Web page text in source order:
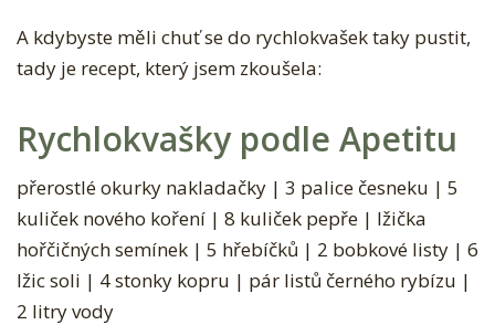
Í
A kdybyste měli chuť se do rychlokvašek taky pustit,
tady je recept, který jsem zkoušela:
Rychlokvašky podle Apetitu
přerostlé okurky nakladačky | 3 palice česneku | 5
kuliček nového koření | 8 kuliček pepře | lžička
hořčičných semínek | 5 hřebíčků | 2 bobkové listy | 6
lžic soli | 4 stonky kopru | pár listů černého rybízu |
2 litry vody